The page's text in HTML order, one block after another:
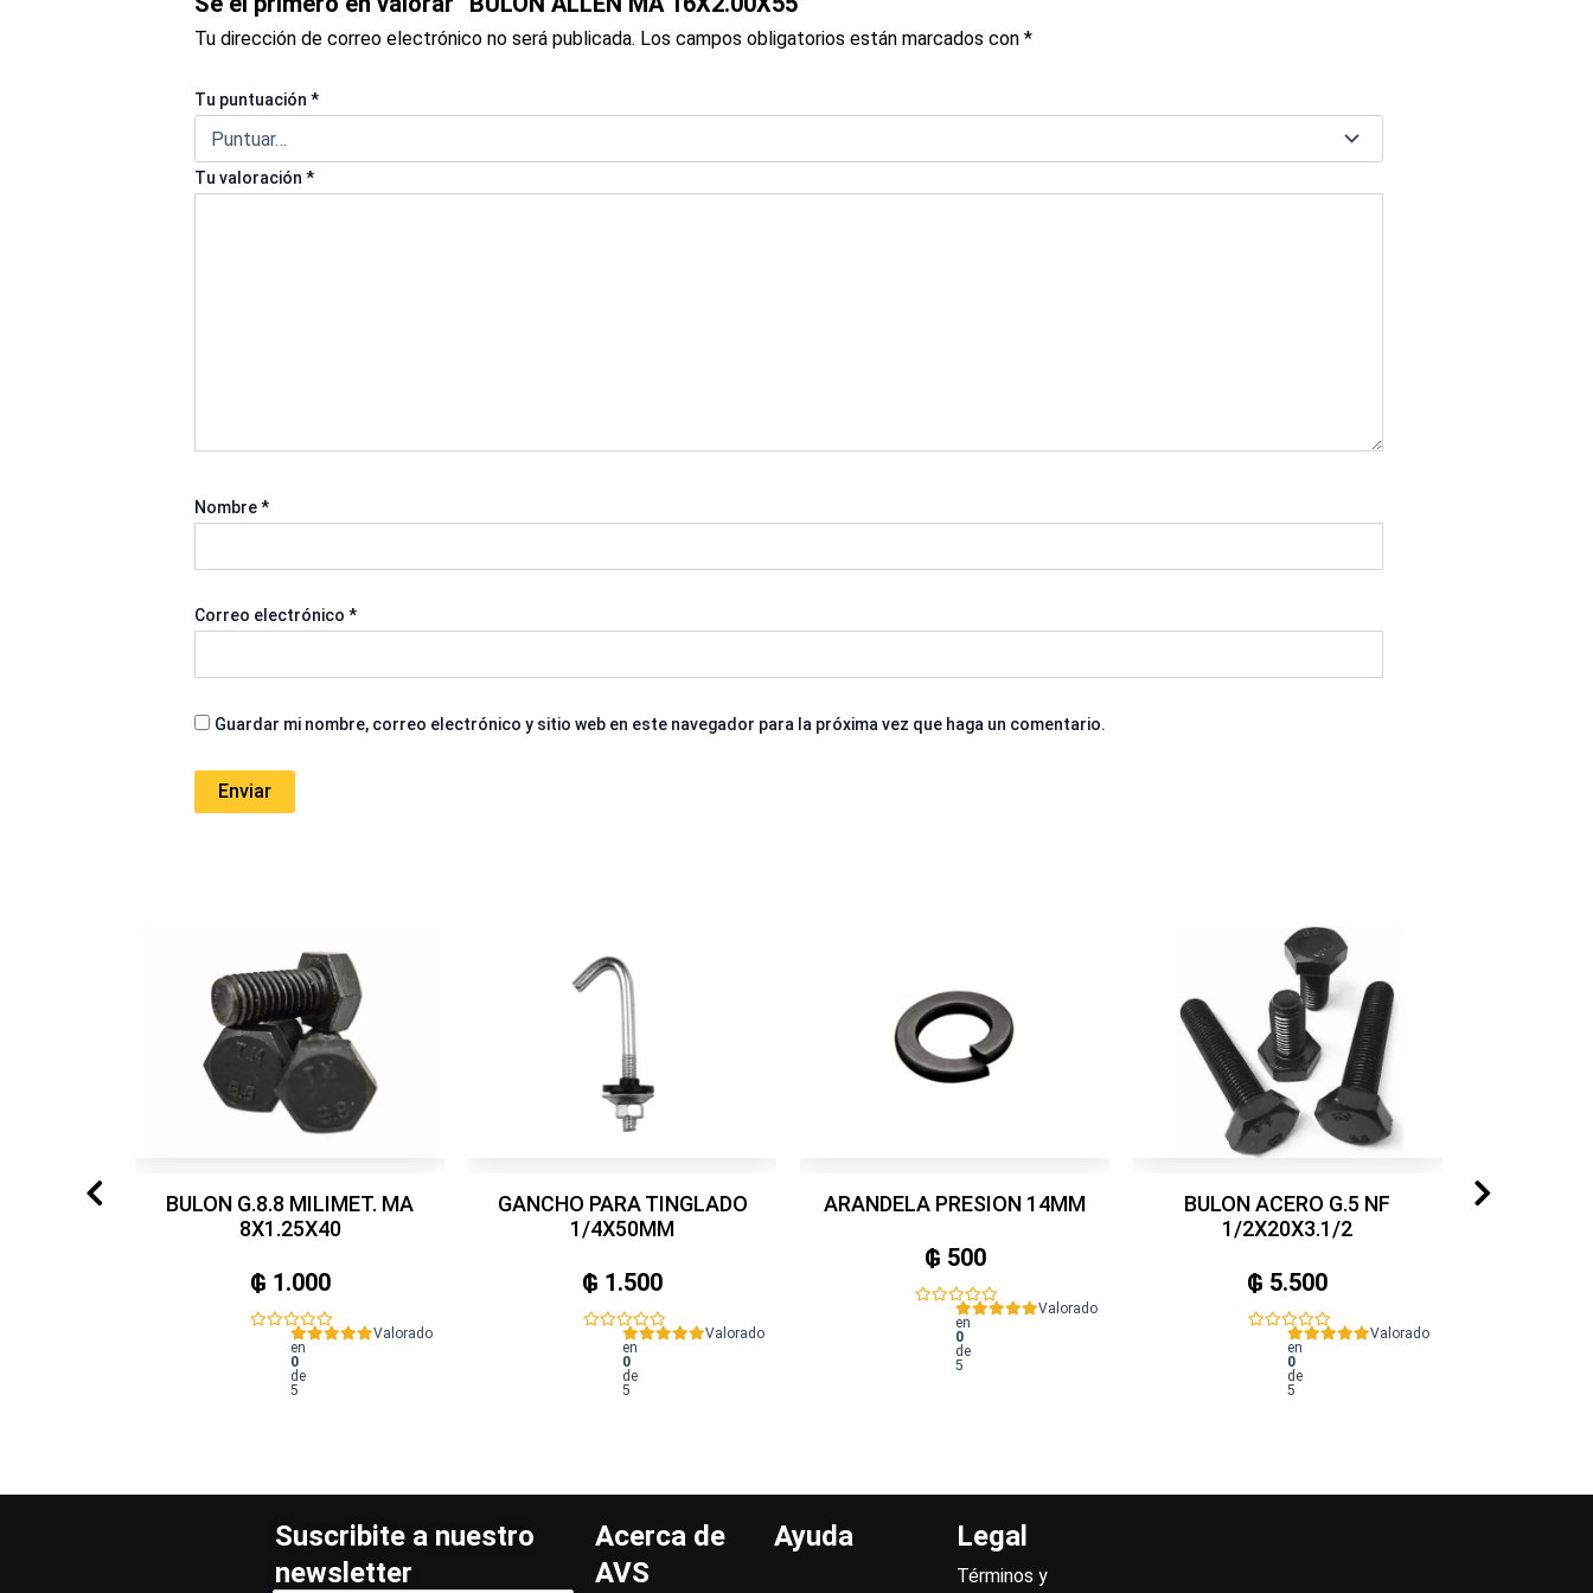
Tu dirección de correo electrónico no será publicada. Los campos obligatorios están marcados con*
Tu puntuación*
Tu valoración*
Nombre*
Correo electrónico*
Guardar mi nombre, correo electrónico y sitio web en este navegador para la próxima vez que haga un comentario.
BULON G.8.8 MILIMET. MA
8X1.25X40
₲ 1.000
Valorado
en
0
de
5
GANCHO PARA TINGLADO
1/4X50MM
₲ 1.500
Valorado
en
0
de
5
ARANDELA PRESION 14MM
₲ 500
Valorado
en
0
de
5
BULON ACERO G.5 NF
1/2X20X3.1/2
₲ 5.500
Valorado
en
0
de
5
Suscribite a nuestro
newsletter
Acerca de
AVS
Ayuda Legal
Términos y